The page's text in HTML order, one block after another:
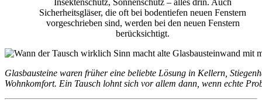
Insektenschutz, Sonnenschutz – alles drin. Auch
Sicherheitsgläser, die oft bei bodentiefen neuen Fenstern
vorgeschrieben sind, werden bei den neuen Fenstern
berücksichtigt.
Glasbausteine waren früher eine beliebte Lösung in Kellern,
Wohnkomfort. Ein Tausch lohnt sich vor allem dann, wenn echte